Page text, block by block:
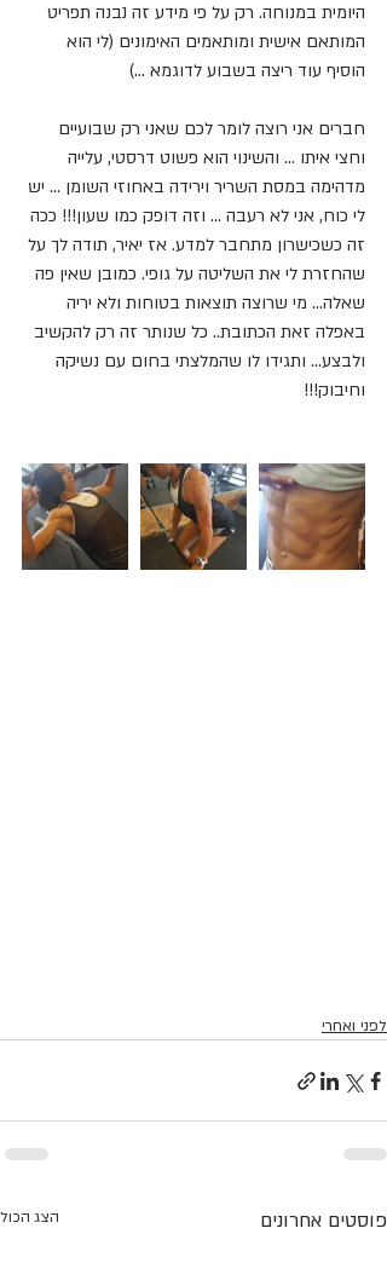
היומית במנוחה. רק על פי מידע זה נבנה תפריט
המותאם אישית ומותאמים האימונים (לי הוא
הוסיף עוד ריצה בשבוע לדוגמא ...)
חברים אני רוצה לומר לכם שאני רק שבועיים
וחצי איתו ... והשינוי הוא פשוט דרסטי, עלייה
מדהימה במסת השריר וירידה באחוזי השומן ... יש
לי כוח, אני לא רעבה ... וזה דופק כמו שעון!!! ככה
זה כשכישרון מתחבר למדע. אז יאיר, תודה לך על
שהחזרת לי את השליטה על גופי. כמובן שאין פה
שאלה... מי שרוצה תוצאות בטוחות ולא יריה
באפלה זאת הכתובת.. כל שנותר זה רק להקשיב
ולבצע... ותגידו לו שהמלצתי בחום עם נשיקה
וחיבוק!!!
לפני ואחרי
פוסטים אחרונים הצג הכול